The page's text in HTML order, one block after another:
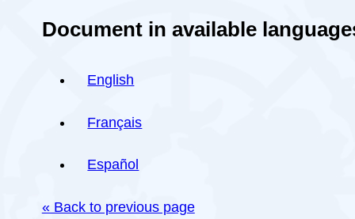
Document in available
English
Français
Español
« Back to previous page